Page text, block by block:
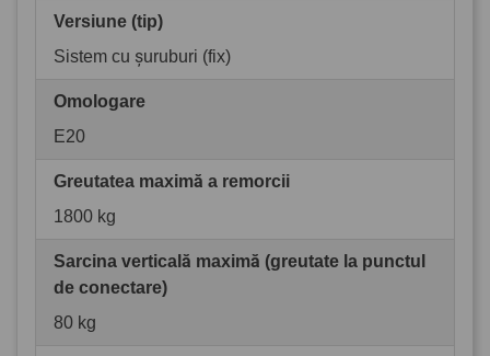
Versiune (tip)
Sistem cu șuruburi (fix)
Omologare
E20
Greutatea maximă a remorcii
1800 kg
Sarcina verticală maximă (greutate la punctul
de conectare)
80 kg